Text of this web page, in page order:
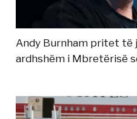
Andy Burnham pritet
ardhshëm i Mbretërisë